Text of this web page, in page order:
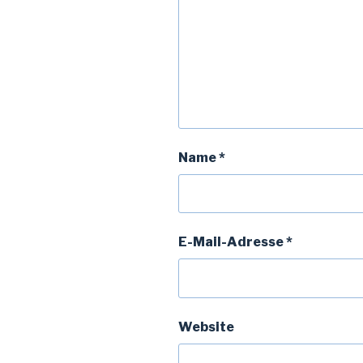
Name*
E-Mail-Adresse*
Website